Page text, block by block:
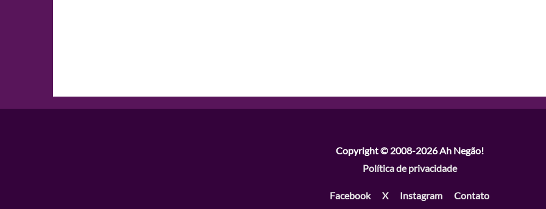
Copyright © 2008-2026Ah Negão!
Política de privacidade
Facebook X Instagram Contato